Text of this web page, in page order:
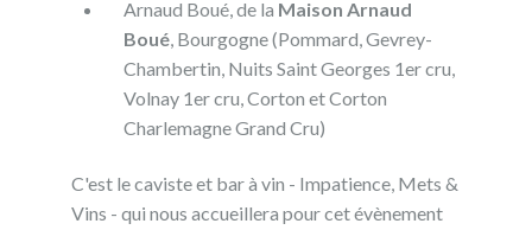
Arnaud Boué, de la Maison Arnaud
Boué, Bourgogne (Pommard, Gevrey-
Chambertin, Nuits Saint Georges 1er cru,
Volnay 1er cru, Corton et Corton
Charlemagne Grand Cru)
C'est le caviste et bar à vin - Impatience, Mets &
Vins - qui nous accueillera pour cet évènement